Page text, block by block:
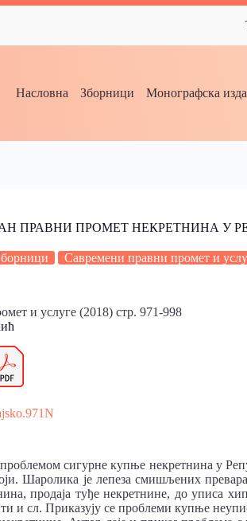
Насловна Зборници Монографска
ПРАВНИ ПРОМЕТ НЕКРЕТНИНА У
Савремени правни промет и
и услуге (2018) стр. 971-998
сигурне купње некретнина у
Шаролика је лепеза смишљених
продаја туђе некретнине, до уписа
и сл. Приказују се проблеми купње